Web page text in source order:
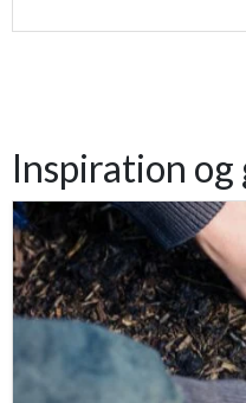
Inspiration og